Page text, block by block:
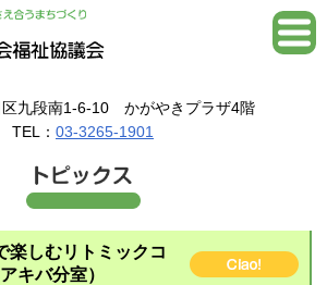
区九段南1-6-10 かがやきプラザ4階
TEL： 03-3265-1901
楽しむリトミックコ
キバ分室）